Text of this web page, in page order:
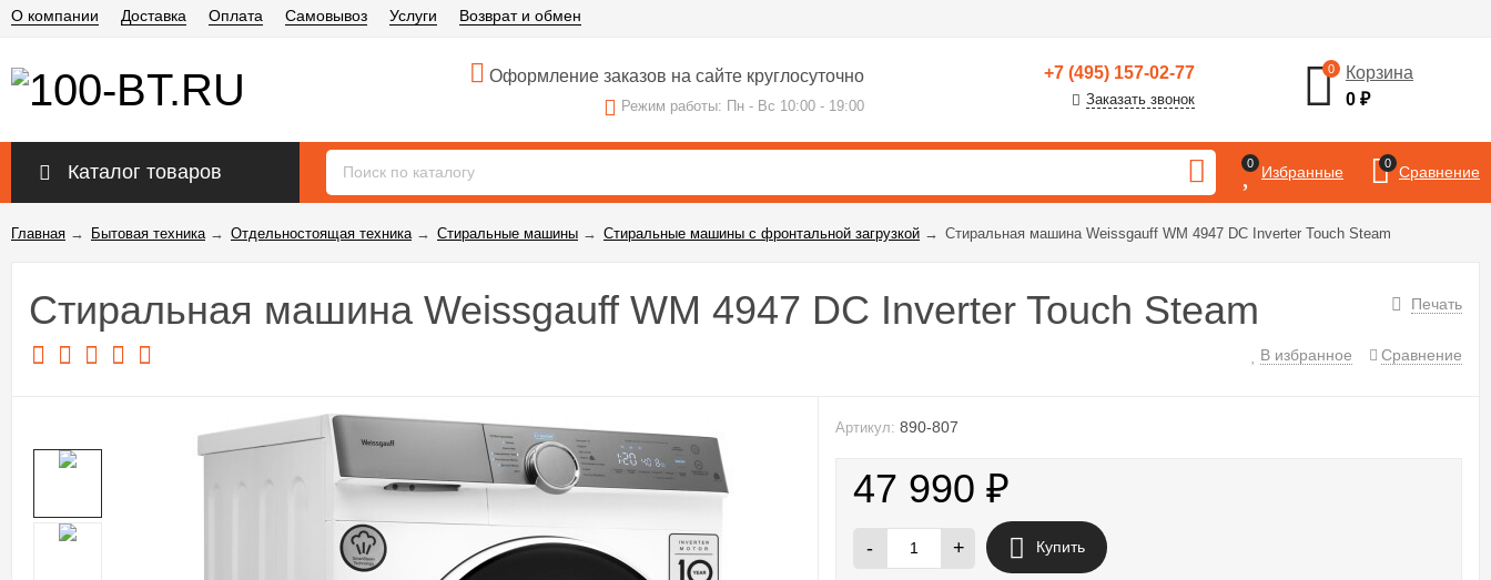
О компании Доставка Оплата Самовывоз Услуги Возврат и обмен
Оформление заказов на сайте круглосуточно
Режим работы: Пн - Вс 10:00 - 19:00
+7 (495) 157-02-77
Заказать звонок
0
Корзина
0₽
Каталог товаров 0 Избранные 0 Сравнение
Главная → Бытовая техника→ Отдельностоящая техника→ Стиральные машины → Стиральные машины с фронтальной загрузкой → Стиральная машина Weissgauff WM 4947 DC Inverter Touch Steam
Печать
Стиральная машина Weissgauff WM 4947 DC Inverter Touch Steam
В избранное Сравнение
Артикул: 890-807
47 990₽
- + Купить